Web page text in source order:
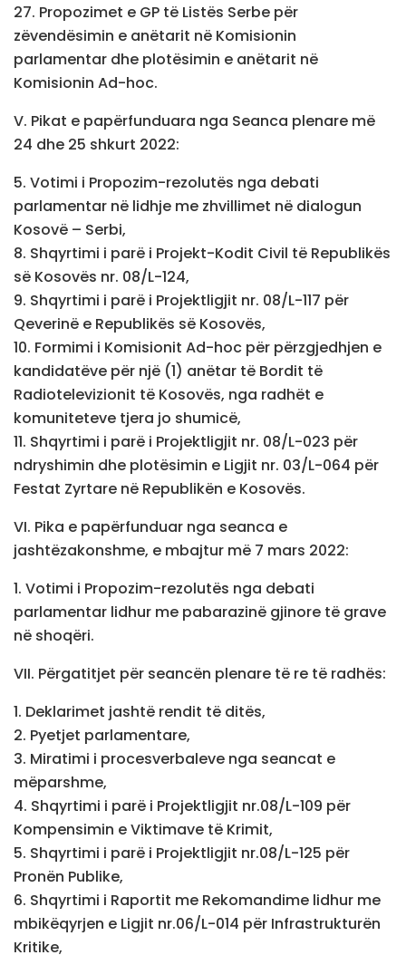
27. Propozimet e GP të Listës Serbe për
zëvendësimin e anëtarit në Komisionin
parlamentar dhe plotësimin e anëtarit në
Komisionin Ad-hoc.
V. Pikat e papërfunduara nga Seanca plenare më
24 dhe 25 shkurt 2022:
5. Votimi i Propozim-rezolutës nga debati
parlamentar në lidhje me zhvillimet në dialogun
Kosovë – Serbi,
8. Shqyrtimi i parë i Projekt-Kodit Civil të Republikës
së Kosovës nr. 08/L-124,
9. Shqyrtimi i parë i Projektligjit nr. 08/L-117 për
Qeverinë e Republikës së Kosovës,
10. Formimi i Komisionit Ad-hoc për përzgjedhjen e
kandidatëve për një (1) anëtar të Bordit të
Radiotelevizionit të Kosovës, nga radhët e
komuniteteve tjera jo shumicë,
11. Shqyrtimi i parë i Projektligjit nr. 08/L-023 për
ndryshimin dhe plotësimin e Ligjit nr. 03/L-064 për
Festat Zyrtare në Republikën e Kosovës.
VI. Pika e papërfunduar nga seanca e
jashtëzakonshme, e mbajtur më 7 mars 2022:
1. Votimi i Propozim-rezolutës nga debati
parlamentar lidhur me pabarazinë gjinore të grave
në shoqëri.
VII. Përgatitjet për seancën plenare të re të radhës:
1. Deklarimet jashtë rendit të ditës,
2. Pyetjet parlamentare,
3. Miratimi i procesverbaleve nga seancat e
mëparshme,
4. Shqyrtimi i parë i Projektligjit nr.08/L-109 për
Kompensimin e Viktimave të Krimit,
5. Shqyrtimi i parë i Projektligjit nr.08/L-125 për
Pronën Publike,
6. Shqyrtimi i Raportit me Rekomandime lidhur me
mbikëqyrjen e Ligjit nr.06/L-014 për Infrastrukturën
Kritike,